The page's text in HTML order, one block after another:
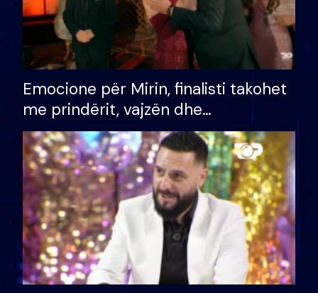
Emocione për Mirin, finalisti takohet
me prindërit, vajzën dhe
bashkëshorten: S’kemi ndonjë letër
divorci apo jo?